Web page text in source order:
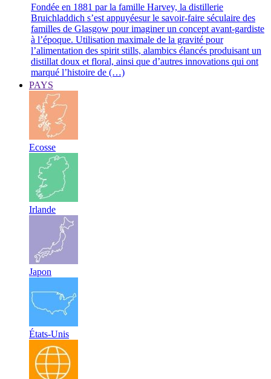
Fondée en 1881 par la famille Harvey, la distillerie
Bruichladdich s’est appuyéesur le savoir-faire séculaire des
familles de Glasgow pour imaginer un concept avant-gardiste
à l’époque. Utilisation maximale de la gravité pour
l’alimentation des spirit stills, alambics élancés produisant un
distillat doux et floral, ainsi que d’autres innovations qui ont
marqué l’histoire de (…)
PAYS
Ecosse
Irlande
Japon
États-Unis